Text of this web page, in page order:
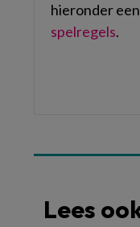
hieronder
spelregels.
Lees